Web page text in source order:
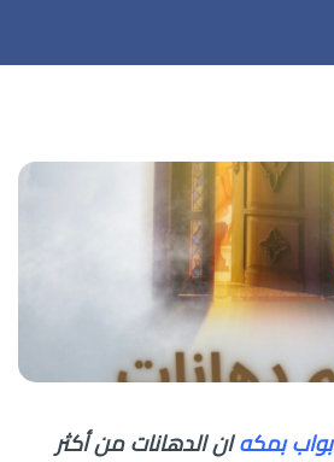
بمكهان الدهانات من أكثر